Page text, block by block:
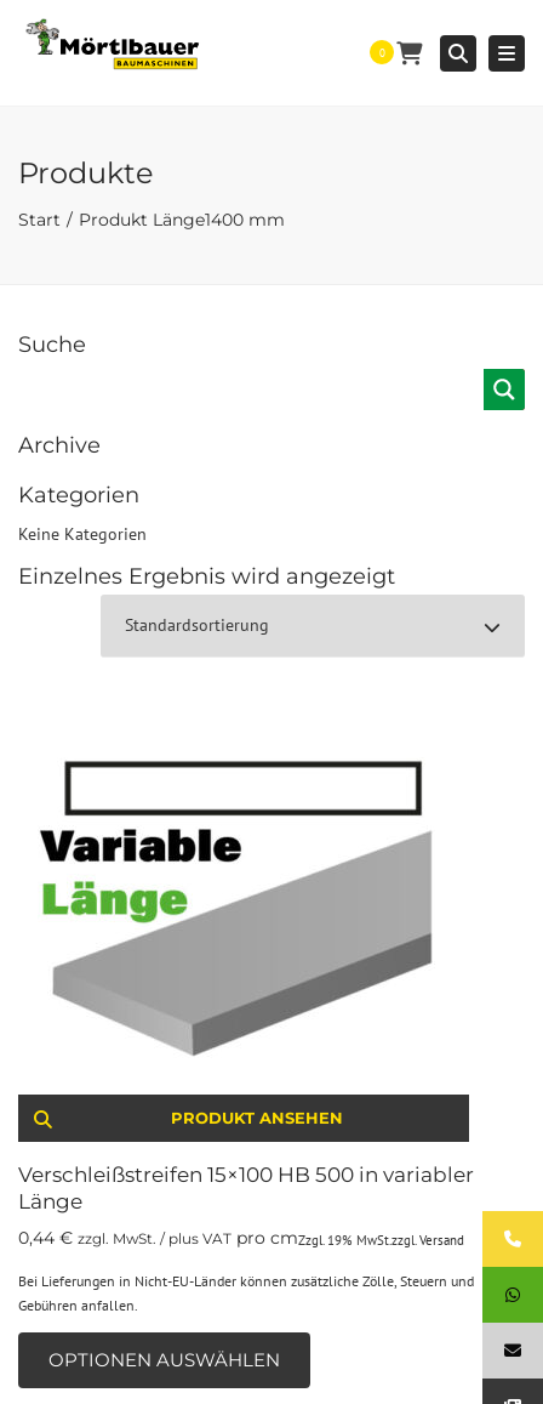
0
Produkte
Start Produkt Länge1400 mm
Suche
Archive
Kategorien
Keine Kategorien
Einzelnes Ergebnis wird angezeigt
PRODUKT ANSEHEN
Verschleißstreifen 15×100 HB 500 in variabler
Länge
0,44 € zzgl. MwSt. / plus VAT pro cmZzgl. 19% MwSt.zzgl.Versand
Bei Lieferungen in Nicht-EU-Länder können zusätzliche Zölle, Steuern und
Gebühren anfallen.
OPTIONEN AUSWÄHLEN